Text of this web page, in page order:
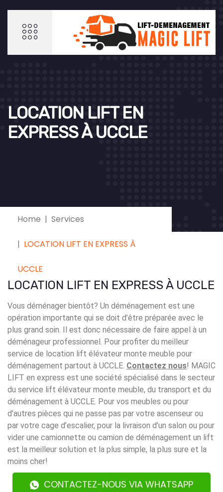
Home Services
LOCATION LIFT EN EXPRESS À
UCCLE
LOCATION LIFT EN
EXPRESS À UCCLE
LOCATION LIFT EN EXPRESS À UCCLE
Vous déménager bientôt? Un déménagement est une
opération importante qui se doit d’être préparée avec le
plus grand soin. Il est donc nécessaire de faire appel à un
déménageur professionnel. Pour profiter du meilleur
service de location lift élévateur monte meuble pour
déménagement partout à UCCLE. Contactez nous! MAGIC
LIFT en express est une société spécialisé dans le secteur
du service lift élévateur monte meuble, du transport et du
déménagement à UCCLE. Pour vos meubles ou pour
d’autres pièces qui ne passe pas par votre ascenseur ou
par votre cage d’escalier, pour la livraison d’un salon ou pour
vider une camionnette ou camion de déménagement un lift
est la meilleur solution et la plus simple, la plus sure et la
moins cher!
CONTACTEZ-NOUS VIA WHATSAPP